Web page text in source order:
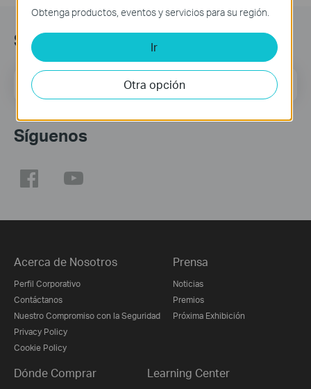
Subscription
Dirección de correo Regístrate
Síguenos
Acerca de Nosotros
Perfil Corporativo
Contáctanos
Nuestro Compromiso con la Seguridad
Privacy Policy
Cookie Policy
Prensa
Noticias
Premios
Próxima Exhibición
Dónde Comprar Learning Center
Obtenga productos, eventos y servicios para su región.
Ir
Otra opción